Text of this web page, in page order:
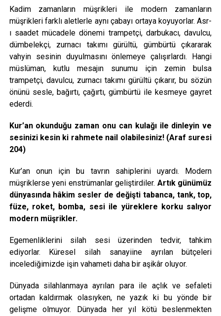
Kadim zamanların müşrikleri ile modern zamanların
müşrikleri farklı aletlerle aynı çabayı ortaya koyuyorlar. Asr-
ı saadet mücadele dönemi trampetçi, darbukacı, davulcu,
dümbelekçi, zurnacı takımı gürültü, gümbürtü çıkararak
vahyin sesinin duyulmasını önlemeye çalışırlardı. Hangi
müslüman, kutlu mesajın sunumu için zemin bulsa
trampetçi, davulcu, zurnacı takımı gürültü çıkarır, bu sözün
önünü sesle, bağırtı, çağırtı, gümbürtü ile kesmeye gayret
ederdi.
Kur’an okunduğu zaman onu can kulağı ile dinleyin ve
sesinizi kesin ki rahmete nail olabilesiniz! (Araf suresi
204)
Kur’an onun için bu tavrın sahiplerini uyardı. Modern
müşriklerse yeni enstrümanlar geliştirdiler. Artık günümüz
dünyasında hâkim sesler de değişti tabanca, tank, top,
füze, roket, bomba, sesi ile yüreklere korku salıyor
modern müşrikler.
Egemenliklerini silah sesi üzerinden tedvir, tahkim
ediyorlar. Küresel silah sanayiine ayrılan bütçeleri
incelediğimizde işin vahameti daha bir aşikâr oluyor.
Dünyada silahlanmaya ayrılan para ile açlık ve sefaleti
ortadan kaldırmak olasıyken, ne yazık ki bu yönde bir
gelişme olmuyor. Dünyada her yıl kötü beslenmekten